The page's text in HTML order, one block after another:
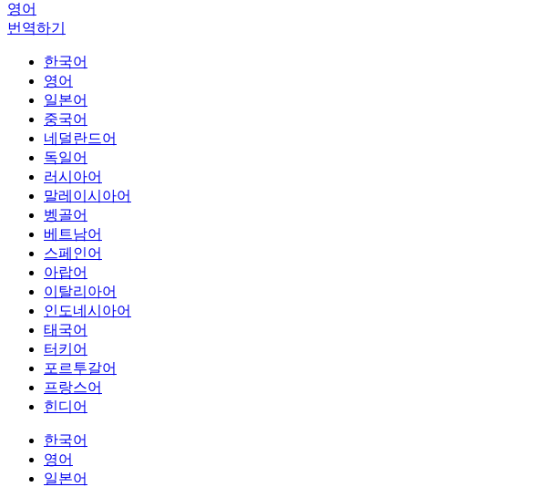
영어
번역하기
한국어
영어
일본어
중국어
네덜란드어
독일어
러시아어
말레이시아어
벵골어
베트남어
스페인어
아랍어
이탈리아어
인도네시아어
태국어
터키어
포르투갈어
프랑스어
힌디어
한국어
영어
일본어